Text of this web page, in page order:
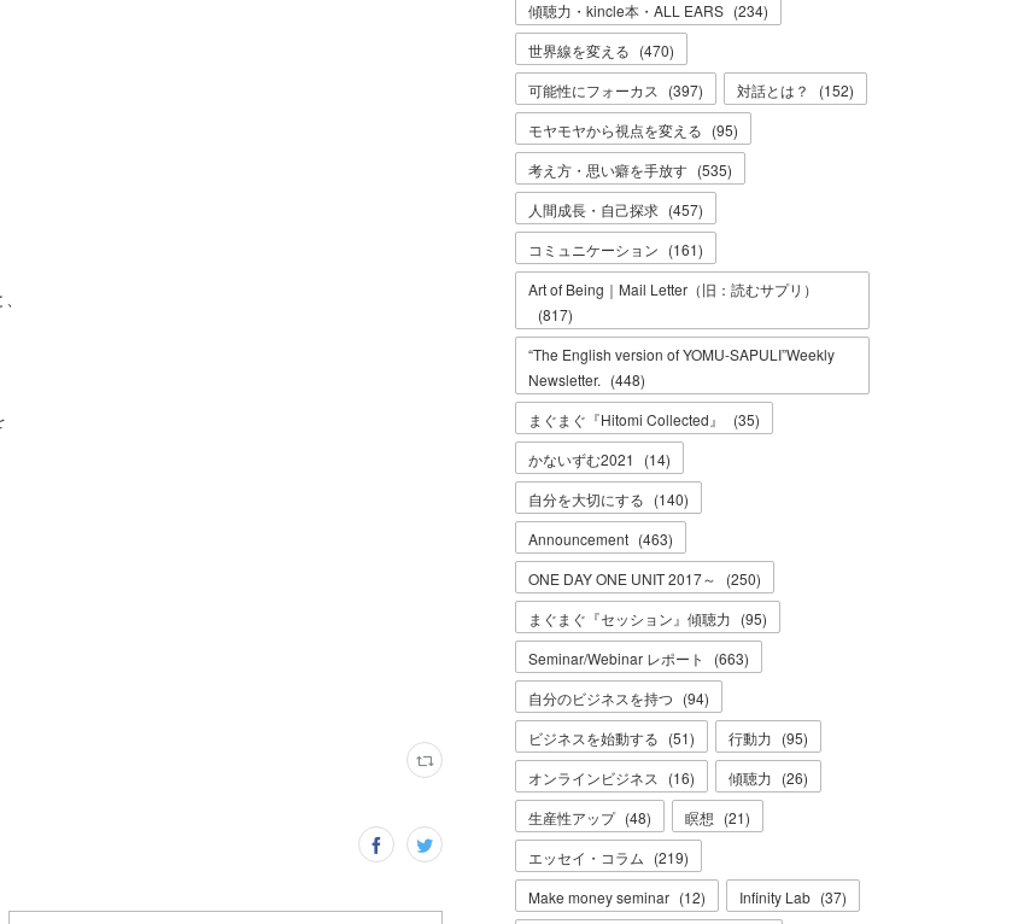
傾聴力・kincle本・ALL EARS (234)
世界線を変える (470)
可能性にフォーカス
(397) 対話とは？ (152)
モヤモヤから視点を変える (95)
考え方・思い癖を手放す (535)
人間成長・自己探求 (457)
コミュニケーション (161)
Art of Being｜Mail Letter（旧：読むサプリ）
(817)
“The English version of YOMU-SAPULI”Weekly
Newsletter. (448)
まぐまぐ『Hitomi Collected』
(35)
かないずむ2021
(14)
自分を大切にする (140)
Announcement (463)
ONE DAY ONE UNIT 2017～
(250)
まぐまぐ『セッション』傾聴力 (95)
Seminar/Webinar レポート
(663)
自分のビジネスを持つ (94)
ビジネスを始動する (51) 行動力 (95)
オンラインビジネス
(16) 傾聴力 (26)
生産性アップ (48) 瞑想 (21)
エッセイ・コラム (219)
Make money seminar (12) Infinity Lab (37)